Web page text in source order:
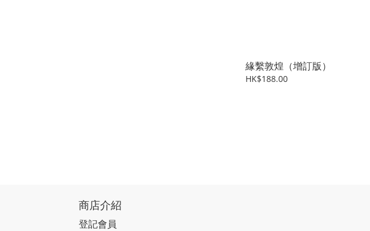
緣繫敦煌（增訂版）
HK$188.00
商店介紹
登記會員